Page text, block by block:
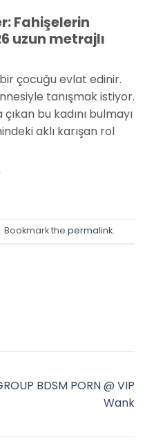
Fahişelerin
uzun metrajlı
çocuğu evlat edinir.
tanışmak istiyor.
bu kadını bulmayı
aklı karışan rol
. Bookmark the permalink.
BDSM PORN @ VIP
Wank